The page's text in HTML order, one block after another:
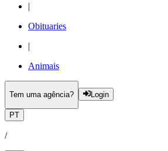
|
Obituaries
|
Animais
Tem uma agência? Login
PT
/